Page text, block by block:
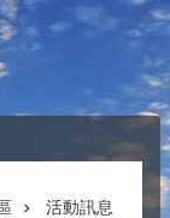
活動訊息